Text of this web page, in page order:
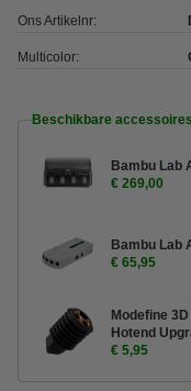
Ons Artikelnr:
Multicolor:
Beschikbare accessoires
Bambu Lab
€ 269,00
Bambu Lab
€ 65,95
Modefine
Hotend
€ 5,95